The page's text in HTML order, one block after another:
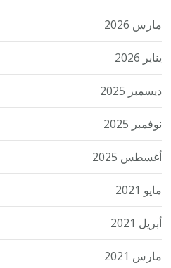
مارس 2026
يناير 2026
ديسمبر 2025
نوفمبر 2025
أغسطس 2025
مايو 2021
أبريل 2021
مارس 2021